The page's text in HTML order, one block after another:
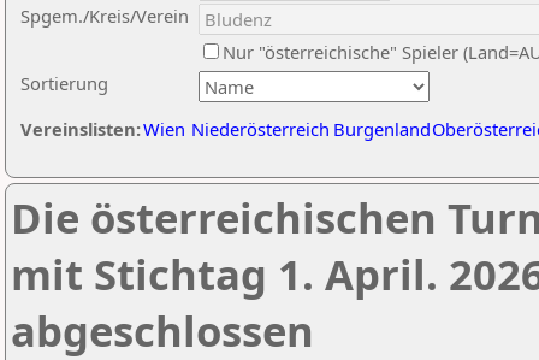
Sortierung
Spgem./Kreis/Verein
Nur "österreichische" Spieler
Vereinslisten:Wien Niederösterreich Burgenland
Die österreichischen
mit Stichtag 1. April.
abgeschlossen